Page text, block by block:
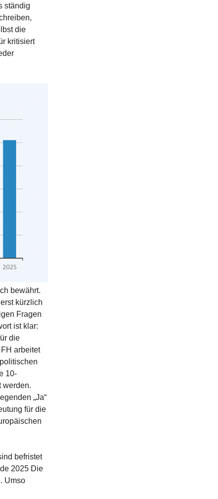
ständig
die
kritisiert
bewährt.
kürzlich
Fragen
ist klar:
die
arbeitet
10-
werden.
„Ja“
für die
befristet
2025 Die
Umso